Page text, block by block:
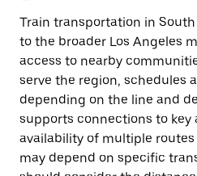
Train transportation in
to the broader Los Angeles
access to nearby
serve the region, schedules
depending on the line and
supports connections to key
availability of multiple
may depend on specific